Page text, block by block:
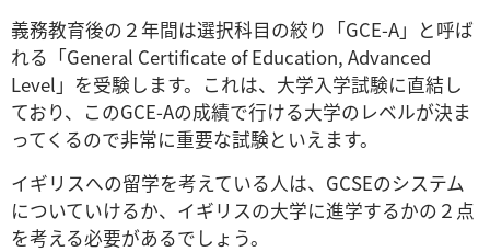
義務教育後の２年間は選択科目の絞り「GCE-A」と呼ば
れる「General Certificate of Education, Advanced
Level」を受験します。これは、大学入学試験に直結し
ており、このGCE-Aの成績で行ける大学のレベルが決ま
ってくるので非常に重要な試験といえます。
イギリスへの留学を考えている人は、GCSEのシステム
についていけるか、イギリスの大学に進学するかの２点
を考える必要があるでしょう。